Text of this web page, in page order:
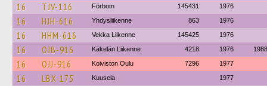
16 TJV-116 Förbom 145431 1976
16 HJH-616 Yhdysliikenne 863 1976
16 HHM-616 Vekka Liikenne 145425 1976
16 OJB-916 Käkelän Liikenne 4218 1976 1988
16 OJJ-916 Koiviston Oulu 7296 1977
16 LBX-175 Kuusela 1977